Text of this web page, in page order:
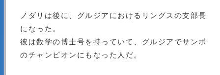
ノダリは後に、グルジアにおけるリングスの支部長
になった。
彼は数学の博士号を持っていて、グルジアでサンボ
のチャンピオンにもなった人だ。